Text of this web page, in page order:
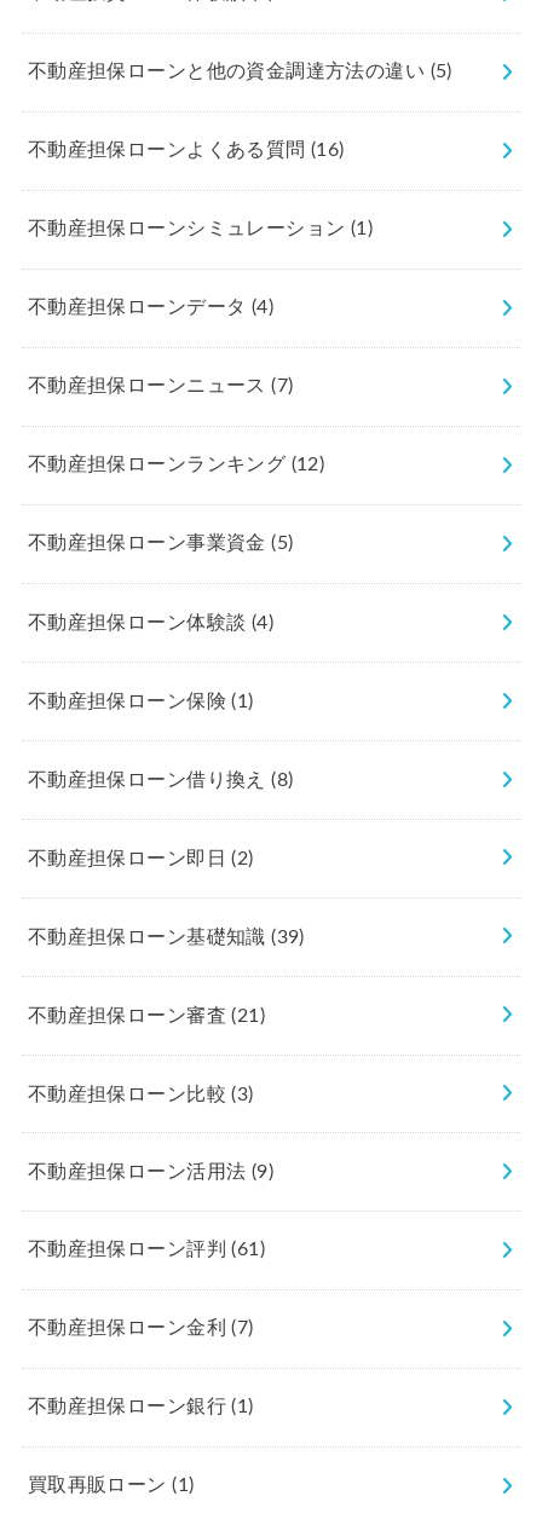
不動産担保ローンと他の資金調達方法の違い (5)
不動産担保ローンよくある質問(16)
不動産担保ローンシミュレーション (1)
不動産担保ローンデータ (4)
不動産担保ローンニュース(7)
不動産担保ローンランキング (12)
不動産担保ローン事業資金(5)
不動産担保ローン体験談 (4)
不動産担保ローン保険(1)
不動産担保ローン借り換え(8)
不動産担保ローン即日(2)
不動産担保ローン基礎知識(39)
不動産担保ローン審査(21)
不動産担保ローン比較(3)
不動産担保ローン活用法 (9)
不動産担保ローン評判(61)
不動産担保ローン金利(7)
不動産担保ローン銀行(1)
買取再販ローン(1)